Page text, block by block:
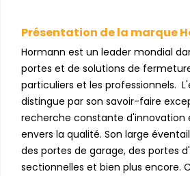
Présentation de la marque
Hormann est un leader mondial
portes et de solutions de
particuliers et les professionnels.
distingue par son savoir-faire
recherche constante d'innovation
envers la qualité. Son large
des portes de garage, des portes
sectionnelles et bien plus encore.